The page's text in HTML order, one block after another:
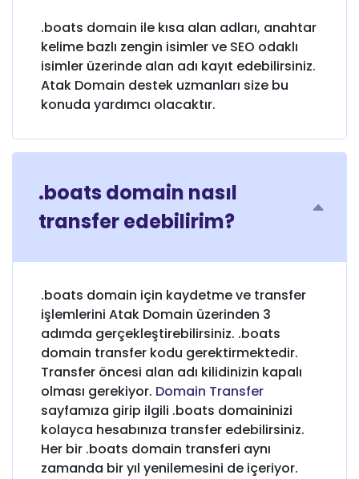
.boats domain ile kısa alan adları, anahtar
kelime bazlı zengin isimler ve SEO odaklı
isimler üzerinde alan adı kayıt edebilirsiniz.
Atak Domain destek uzmanları size bu
konuda yardımcı olacaktır.
.boats domain nasıl
transfer edebilirim?
.boats domain için kaydetme ve transfer
işlemlerini Atak Domain üzerinden 3
adımda gerçekleştirebilirsiniz. .boats
domain transfer kodu gerektirmektedir.
Transfer öncesi alan adı kilidinizin kapalı
olması gerekiyor. Domain Transfer
sayfamıza girip ilgili .boats domaininizi
kolayca hesabınıza transfer edebilirsiniz.
Her bir .boats domain transferi aynı
zamanda bir yıl yenilemesini de içeriyor.